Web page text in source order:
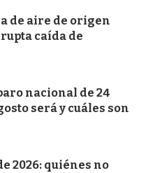
de aire de origen
caída de
nacional de 24
será y cuáles son
2026: quiénes no